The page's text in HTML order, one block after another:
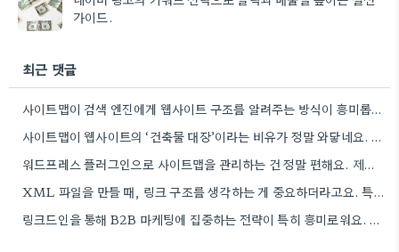
가이드.
최근 댓글
사이트맵이 검색 엔진에게 웹사이트 구조를 알려주는 방식이 흥미롭네요. 특히, CMS 플러그인을 통해 자동으로 관리하는 부분은…
사이트맵이 웹사이트의 ‘건축물 대장’이라는 비유가 정말 와닿네요. 구조화된 정보 제공이 SEO에 얼마나 중요한지 다시 한번…
워드프레스 플러그인으로 사이트맵을 관리하는 건 정말 편해요. 제가 Rank Math를 사용하는데, 페이지 변경 후 자동으로…
XML 파일을 만들 때, 링크 구조를 생각하는 게 중요하더라고요. 특히 페이지 간 연결을 잘 짜는…
링크드인을 통해 B2B 마케팅에 집중하는 전략이 특히 흥미로워요. 저희 회사도 유사한 솔루션을 제공하다 보니, 네트워크…